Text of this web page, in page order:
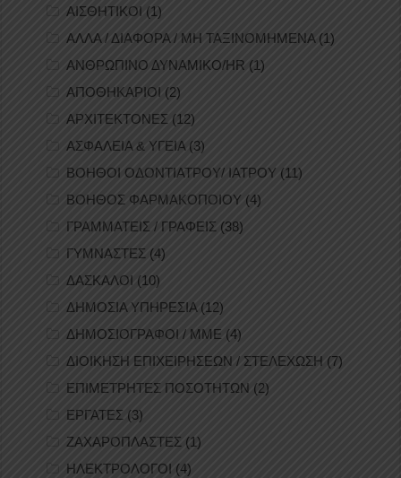
ΑΙΣΘΗΤΙΚΟΙ (1)
ΑΛΛΑ / ΔΙΑΦΟΡΑ / ΜΗ ΤΑΞΙΝΟΜΗΜΕΝΑ(1)
ΑΝΘΡΩΠΙΝΟ ΔΥΝΑΜΙΚΟ/HR (1)
ΑΠΟΘΗΚΑΡΙΟΙ (2)
ΑΡΧΙΤΕΚΤΟΝΕΣ (12)
ΑΣΦΑΛΕΙΑ & ΥΓΕΙΑ (3)
ΒΟΗΘΟΙ ΟΔΟΝΤΙΑΤΡΟΥ/ ΙΑΤΡΟΥ (11)
ΒΟΗΘΟΣ ΦΑΡΜΑΚΟΠΟΙΟΥ (4)
ΓΡΑΜΜΑΤΕΙΣ / ΓΡΑΦΕΙΣ (38)
ΓΥΜΝΑΣΤΕΣ (4)
ΔΑΣΚΑΛΟΙ (10)
ΔΗΜΟΣΙΑ ΥΠΗΡΕΣΙΑ(12)
ΔΗΜΟΣΙΟΓΡΑΦΟΙ / ΜΜΕ (4)
ΔΙΟΙΚΗΣΗ ΕΠΙΧΕΙΡΗΣΕΩΝ / ΣΤΕΛΕΧΩΣΗ (7)
ΕΠΙΜΕΤΡΗΤΕΣ ΠΟΣΟΤΗΤΩΝ (2)
ΕΡΓΑΤΕΣ (3)
ΖΑΧΑΡΟΠΛΑΣΤΕΣ (1)
ΗΛΕΚΤΡΟΛΟΓΟΙ (4)